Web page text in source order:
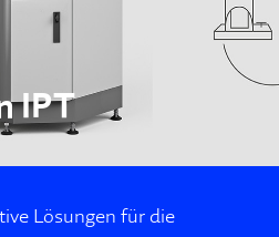
IPT
Lösun­gen für die